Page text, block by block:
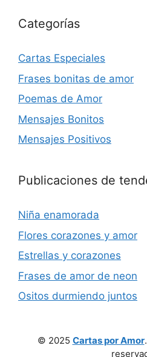
Categorías
Cartas Especiales
Frases bonitas de amor
Poemas de Amor
Mensajes Bonitos
Mensajes Positivos
Publicaciones de
Niña enamorada
Flores corazones y amor
Estrellas y corazones
Frases de amor de neon
Ositos durmiendo juntos
© 2025 Cartas por Amor